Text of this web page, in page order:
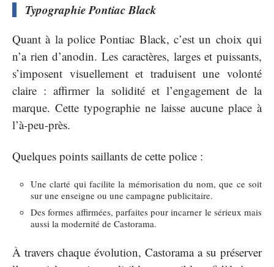
Typographie Pontiac Black
Quant à la police Pontiac Black, c’est un choix qui
n’a rien d’anodin. Les caractères, larges et puissants,
s’imposent visuellement et traduisent une volonté
claire : affirmer la solidité et l’engagement de la
marque. Cette typographie ne laisse aucune place à
l’à-peu-près.
Quelques points saillants de cette police :
Une clarté qui facilite la mémorisation du nom, que ce soit
sur une enseigne ou une campagne publicitaire.
Des formes affirmées, parfaites pour incarner le sérieux mais
aussi la modernité de Castorama.
À travers chaque évolution, Castorama a su préserver